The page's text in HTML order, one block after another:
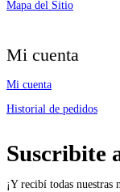
Mapa del Sitio
Mi cuenta
Mi cuenta
Historial de pedidos
Suscribite
¡Y recibí todas nuestras